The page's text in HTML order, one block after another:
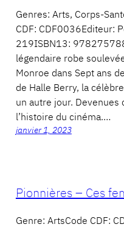
Genres: Arts, Corps-
CDF: CDF0036Editeur:
219ISBN13:
légendaire robe
Monroe dans Sept ans
de Halle Berry, la
un autre jour. Devenues
l’histoire du cinéma.…
janvier 1, 2023
Pionnières – Ces
Genre: ArtsCode CDF: